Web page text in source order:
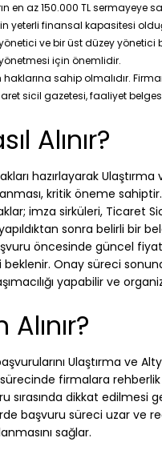
en az 150.000 TL sermayeye
yeterli finansal kapasitesi
ve bir üst düzey yönetici
için önemlidir.
sahip olmalıdır.
sicil gazetesi, faaliyet
Alınır?
hazırlayarak Ulaştırma
kritik öneme
imza sirküleri, Ticaret
sonra belirli bir
öncesinde güncel
Onay süreci
yapabilir ve
Ulaştırma ve
firmalara rehberlik
sırasında dikkat
başvuru süreci uzar ve
sağlar.